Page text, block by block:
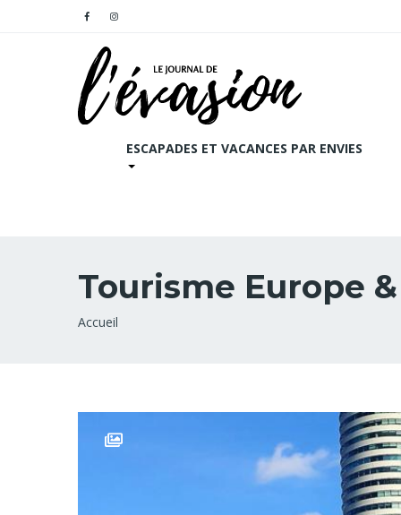
ESCAPADES ET VACANCES PAR ENVIES
Tourisme Europe
Fil
Accueil